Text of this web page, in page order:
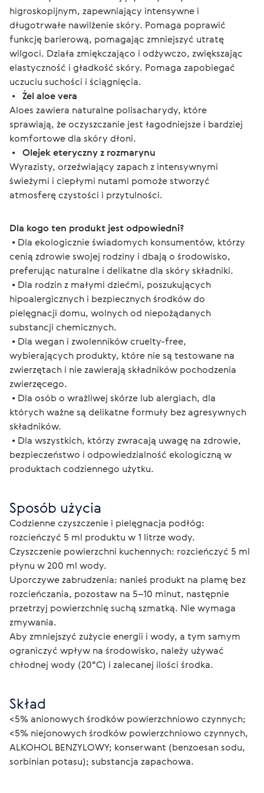
higroskopijnym, zapewniający intensywne i
długotrwałe nawilżenie skóry. Pomaga poprawić
funkcję barierową, pomagając zmniejszyć utratę
wilgoci. Działa zmiękczająco i odżywczo, zwiększając
elastyczność i gładkość skóry. Pomaga zapobiegać
uczuciu suchości i ściągnięcia.
• Żel aloe vera
Aloes zawiera naturalne polisacharydy, które
sprawiają, że oczyszczanie jest łagodniejsze i bardziej
komfortowe dla skóry dłoni.
• Olejek eteryczny z rozmarynu
Wyrazisty, orzeźwiający zapach z intensywnymi
świeżymi i ciepłymi nutami pomoże stworzyć
atmosferę czystości i przytulności.
Dla kogo ten produkt jest odpowiedni?
• Dla ekologicznie świadomych konsumentów, którzy
cenią zdrowie swojej rodziny i dbają o środowisko,
preferując naturalne i delikatne dla skóry składniki.
• Dla rodzin z małymi dziećmi, poszukujących
hipoalergicznych i bezpiecznych środków do
pielęgnacji domu, wolnych od niepożądanych
substancji chemicznych.
• Dla wegan i zwolenników cruelty-free,
wybierających produkty, które nie są testowane na
zwierzętach i nie zawierają składników pochodzenia
zwierzęcego.
• Dla osób o wrażliwej skórze lub alergiach, dla
których ważne są delikatne formuły bez agresywnych
składników.
• Dla wszystkich, którzy zwracają uwagę na zdrowie,
bezpieczeństwo i odpowiedzialność ekologiczną w
produktach codziennego użytku.
Sposób użycia
Codzienne czyszczenie i pielęgnacja podłóg:
rozcieńczyć 5 ml produktu w 1 litrze wody.
Czyszczenie powierzchni kuchennych: rozcieńczyć 5 ml
płynu w 200 ml wody.
Uporczywe zabrudzenia: nanieś produkt na plamę bez
rozcieńczania, pozostaw na 5–10 minut, następnie
przetrzyj powierzchnię suchą szmatką. Nie wymaga
zmywania.
Aby zmniejszyć zużycie energii i wody, a tym samym
ograniczyć wpływ na środowisko, należy używać
chłodnej wody (20°C) i zalecanej ilości środka.
Skład
<5% anionowych środków powierzchniowo czynnych;
<5% niejonowych środków powierzchniowo czynnych,
ALKOHOL BENZYLOWY; konserwant (benzoesan sodu,
sorbinian potasu); substancja zapachowa.